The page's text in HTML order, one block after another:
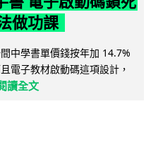
做功課
中學書單價錢按年加 14.7%
電子教材啟動碼這項設計，
讀全文